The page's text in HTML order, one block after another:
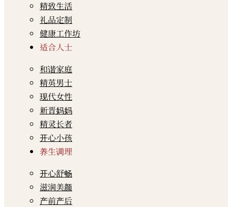
精致生活
礼品定制
健康工作坊
适合人士
和谐家庭
精英男士
现代女性
新晋妈妈
精灵长者
开心小孩
养生调理
开心舒畅
滋润美颜
产前产后